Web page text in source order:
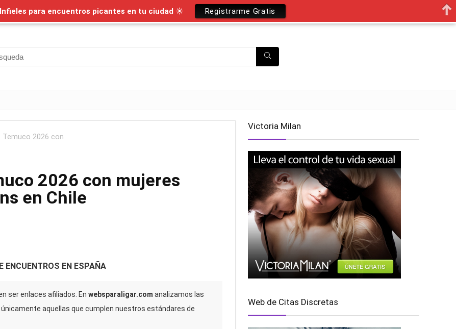
2026 con
2026 con mujeres
en Chile
ENCUENTROS EN ESPAÑA
ser enlaces afiliados. En websparaligar.com analizamos las
aquellas que cumplen nuestros estándares de
Victoria Milan
Web de Citas Discretas
para encuentros picantes en tu ciudad ☀ Registrarme Gratis